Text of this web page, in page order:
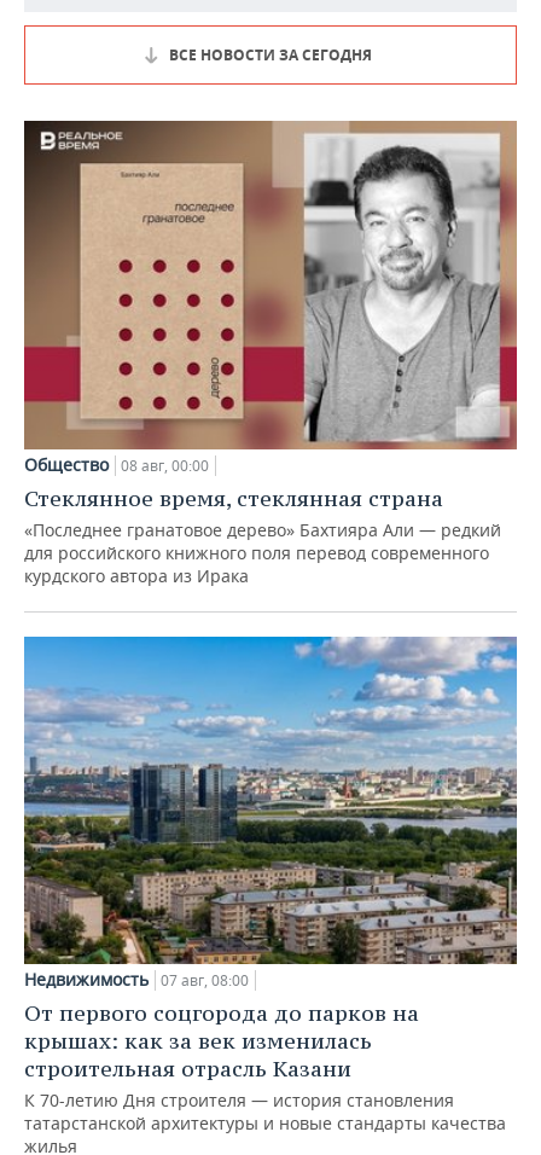
ВСЕ НОВОСТИ ЗА СЕГОДНЯ
Общество 08 авг, 00:00
Стеклянное время, стеклянная страна
«Последнее гранатовое дерево» Бахтияра Али — редкий
для российского книжного поля перевод современного
курдского автора из Ирака
Недвижимость 07 авг, 08:00
От первого соцгорода до парков на
крышах: как за век изменилась
строительная отрасль Казани
К 70-летию Дня строителя — история становления
татарстанской архитектуры и новые стандарты качества
жилья